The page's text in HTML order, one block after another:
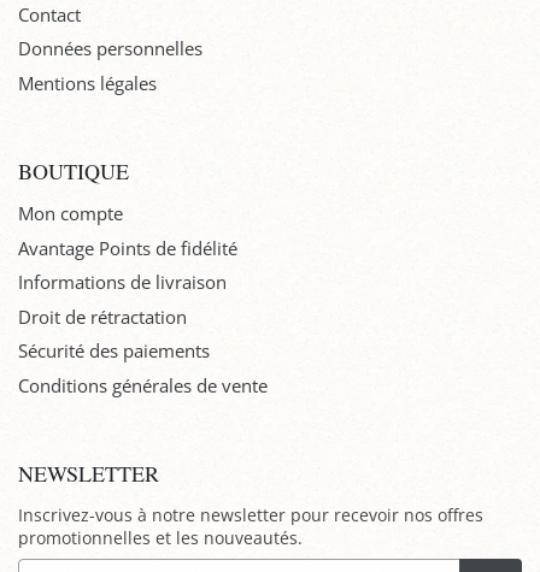
Contact
Données personnelles
Mentions légales
BOUTIQUE
Mon compte
Avantage Points de fidélité
Informations de livraison
Droit de rétractation
Sécurité des paiements
Conditions générales de vente
NEWSLETTER
Inscrivez-vous à notre newsletter pour recevoir nos offres
promotionnelles et les nouveautés.